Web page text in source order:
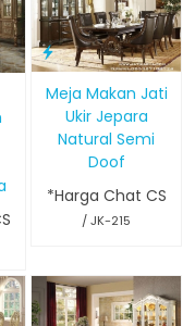
Meja Makan Jati
Ukir Jepara
Natural Semi
Doof
*Harga Chat CS
/ JK-215